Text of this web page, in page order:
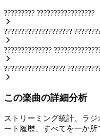
????????? ?????????????????
????????????????????
??????????????
??????????????????
この楽曲の詳細分析
ストリーミング統計、ラ
ート履歴、すべてを一か所